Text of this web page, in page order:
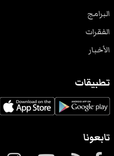
البرامج
الفقرات
الأخبار
تطبيقات
تابعونا